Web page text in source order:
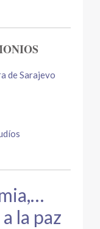
de Sarajevo
la paz